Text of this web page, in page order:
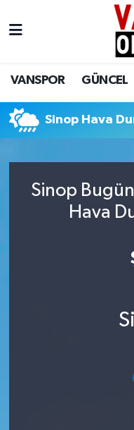
VANSPOR GÜNCEL
Sinop Hava
Sinop
Hava
Siyaset
Ekonomi
Sağlık
Van Nöbetçi
Van Namaz
Van Trafik
Süper Lig Puan
Son Dakika